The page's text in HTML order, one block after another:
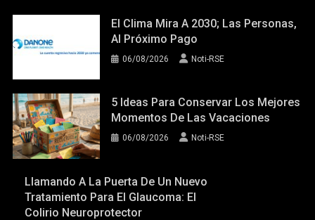
El Clima Mira A 2030; Las Personas,
Al Próximo Pago
06/08/2026 Noti-RSE
5 Ideas Para Conservar Los Mejores
Momentos De Las Vacaciones
06/08/2026 Noti-RSE
Llamando A La Puerta De Un Nuevo
Tratamiento Para El Glaucoma: El
Colirio Neuroprotector